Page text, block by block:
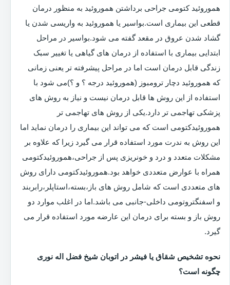
هموروئید کتومی جراحی برداشتن هموروئید به منظور درمان
قطعی این بیماری است.بواسیر یا هموروئید به واریسی شدن یا
گشاد شدن عروق در مقعد گفته می شود.بواسیر در مراحل
ابتدایی بیماری با استفاده از درمان های گیاهی یا تغییر سبک
زندگی قابل درمان است اما در مراحل پیشرفته تر یعنی زمانی
که هموروئید دچار ترومبوز (هموروئید درجه ؟ و ؟)می شود با
استفاده از این روش ها قابل درمان نیست و نیاز به روش های
پزشکی تهاجمی تر دارد.یکی از روش های تهاجمی تر
هموروئیدکتومی است که می تواند این بیماری را درمان نماید اما
این روش به ندرت مورد استفاده قرار می گیرد زیرا که علاوه بر
مشکلات متعدد و درد و خونریزی پس از جراحی،هموروئیدکتومی
همراه با عوارض متعددی خواهد بود.هموروئیدکتومی دارای روش
های متعددی است که شامل روش های باز،بسته،استاپلر،رابربند
و اسفنگتروتومی داخلی-جانبی می باشد.اما در اغلب موارد دو
روش باز و بسته برای درمان این عارضه مورد استفاده قرار می
گیرد.
نحوه تشخیص شقاق یا فیشر در اتوبان شیخ فضل اله نوری
چگونه است؟